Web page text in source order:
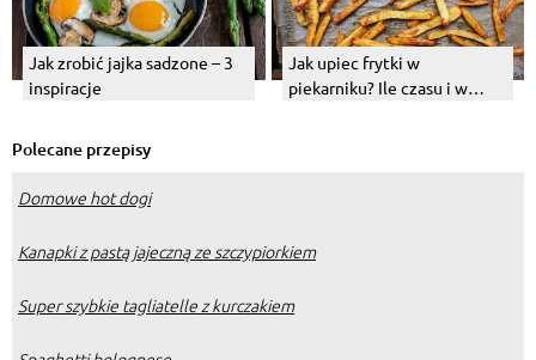
Jak zrobić jajka sadzone – 3
inspiracje
Jak upiec frytki w
piekarniku? Ile czasu i w
Polecane przepisy
Domowe hot dogi
Kanapki z pastą jajeczną ze szczypiorkiem
Super szybkie tagliatelle z kurczakiem